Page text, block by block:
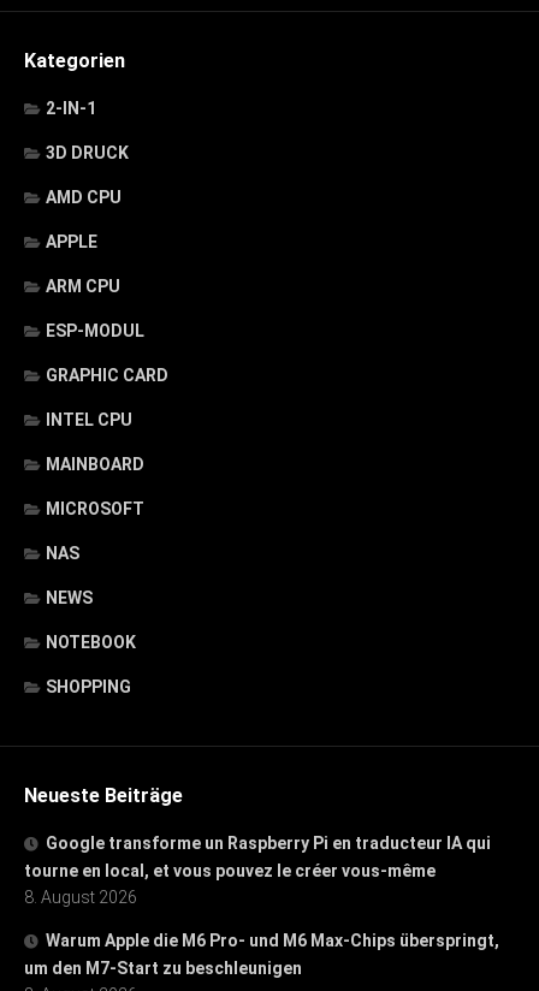
Kategorien
2-IN-1
3D DRUCK
AMD CPU
APPLE
ARM CPU
ESP-MODUL
GRAPHIC CARD
INTEL CPU
MAINBOARD
MICROSOFT
NAS
NEWS
NOTEBOOK
SHOPPING
Neueste Beiträge
Google transforme un Raspberry Pi en traducteur IA qui
tourne en local, et vous pouvez le créer vous-même
8. August 2026
Warum Apple die M6 Pro- und M6 Max-Chips überspringt,
um den M7-Start zu beschleunigen